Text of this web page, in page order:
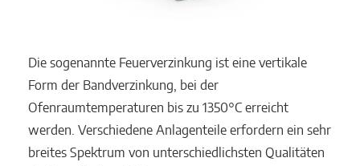
Die sogenannte Feuerverzinkung ist eine vertikale
Form der Bandverzinkung, bei der
Ofenraumtemperaturen bis zu 1350°C erreicht
werden. Verschiedene Anlagenteile erfordern ein sehr
breites Spektrum von unterschiedlichsten Qualitäten